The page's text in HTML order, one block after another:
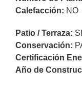
Calefacción: NO
Patio / Terraza: SI
Conservación:
Certificación
Año de